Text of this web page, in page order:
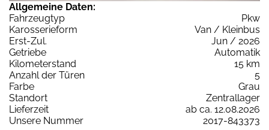
Allgemeine Daten:
Fahrzeugtyp
Pkw
Karosserieform
Van / Kleinbus
Erst-Zul.
Jun / 2026
Getriebe
Automatik
Kilometerstand
15 km
Anzahl der Türen
5
Farbe
Grau
Standort
Zentrallager
Lieferzeit
ab ca. 12.08.2026
Unsere Nummer
2017-843373